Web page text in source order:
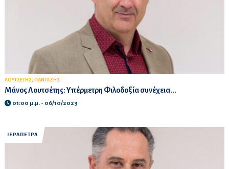
ΛΟΥΤΣΕΤΗΣ, ΠΑΝΤΑΖΗΣ
Μάνος Λουτσέτης: Υπέρμετρη Φιλοδοξία συνέχεια...
01:00 μ.μ. - 06/10/2023
ΙΕΡΑΠΕΤΡΑ